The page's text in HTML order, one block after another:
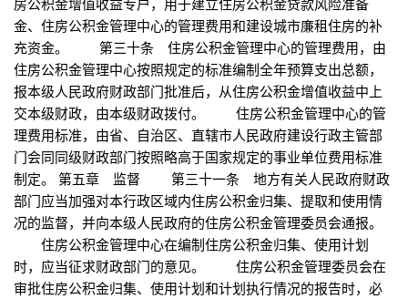
金、住房公积金管理中心的管理费用和建设城市廉租住房的补
充资金。 第三十条 住房公积金管理中心的管理费用，由
住房公积金管理中心按照规定的标准编制全年预算支出总额，
报本级人民政府财政部门批准后，从住房公积金增值收益中上
交本级财政，由本级财政拨付。 住房公积金管理中心的管
理费用标准，由省、自治区、直辖市人民政府建设行政主管部
门会同同级财政部门按照略高于国家规定的事业单位费用标准
制定。 第五章 监督 第三十一条 地方有关人民政府财政
部门应当加强对本行政区域内住房公积金归集、提取和使用情
况的监督，并向本级人民政府的住房公积金管理委员会通报。
住房公积金管理中心在编制住房公积金归集、使用计划
时，应当征求财政部门的意见。 住房公积金管理委员会在
审批住房公积金归集、使用计划和计划执行情况的报告时，必